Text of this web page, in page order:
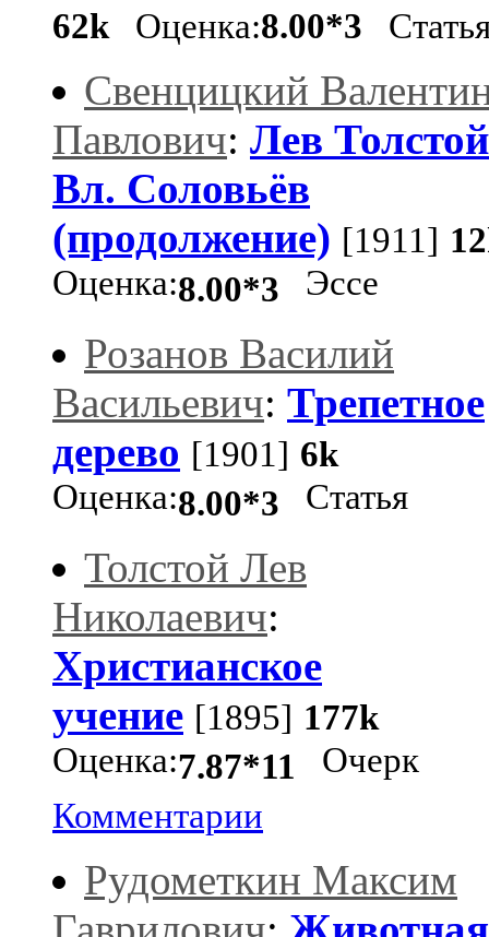
62kОценка:8.00*3
Свенцицкий
Павлович: Лев
Вл. Соловьёв
(продолжение) [1911]
Оценка:8.00*3
Эссе
Розанов Василий
Васильевич: Трепетное
дерево [1901] 6k
Оценка:8.00*3
Статья
Толстой Лев
Николаевич:
Христианское
учение [1895] 177k
Оценка:7.87*11 Очерк
Комментарии
Рудометкин Максим